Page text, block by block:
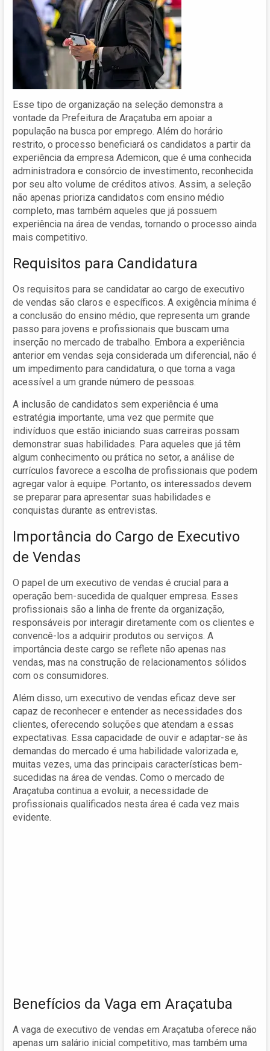
Esse tipo de organização na seleção demonstra a
vontade da Prefeitura de Araçatuba em apoiar a
população na busca por emprego. Além do horário
restrito, o processo beneficiará os candidatos a partir da
experiência da empresa Ademicon, que é uma conhecida
administradora e consórcio de investimento, reconhecida
por seu alto volume de créditos ativos. Assim, a seleção
não apenas prioriza candidatos com ensino médio
completo, mas também aqueles que já possuem
experiência na área de vendas, tornando o processo ainda
mais competitivo.
Requisitos para Candidatura
Os requisitos para se candidatar ao cargo de executivo
de vendas são claros e específicos. A exigência mínima é
a conclusão do ensino médio, que representa um grande
passo para jovens e profissionais que buscam uma
inserção no mercado de trabalho. Embora a experiência
anterior em vendas seja considerada um diferencial, não é
um impedimento para candidatura, o que torna a vaga
acessível a um grande número de pessoas.
A inclusão de candidatos sem experiência é uma
estratégia importante, uma vez que permite que
indivíduos que estão iniciando suas carreiras possam
demonstrar suas habilidades. Para aqueles que já têm
algum conhecimento ou prática no setor, a análise de
currículos favorece a escolha de profissionais que podem
agregar valor à equipe. Portanto, os interessados devem
se preparar para apresentar suas habilidades e
conquistas durante as entrevistas.
Importância do Cargo de Executivo
de Vendas
O papel de um executivo de vendas é crucial para a
operação bem-sucedida de qualquer empresa. Esses
profissionais são a linha de frente da organização,
responsáveis por interagir diretamente com os clientes e
convencê-los a adquirir produtos ou serviços. A
importância deste cargo se reflete não apenas nas
vendas, mas na construção de relacionamentos sólidos
com os consumidores.
Além disso, um executivo de vendas eficaz deve ser
capaz de reconhecer e entender as necessidades dos
clientes, oferecendo soluções que atendam a essas
expectativas. Essa capacidade de ouvir e adaptar-se às
demandas do mercado é uma habilidade valorizada e,
muitas vezes, uma das principais características bem-
sucedidas na área de vendas. Como o mercado de
Araçatuba continua a evoluir, a necessidade de
profissionais qualificados nesta área é cada vez mais
evidente.
Benefícios da Vaga em Araçatuba
A vaga de executivo de vendas em Araçatuba oferece não
apenas um salário inicial competitivo, mas também uma